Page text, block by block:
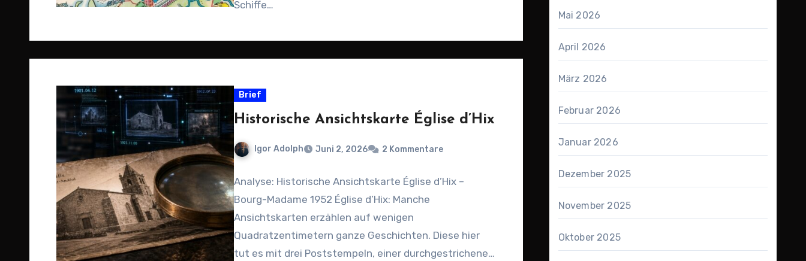
Schiffe…
Brief
Historische Ansichtskarte Église d’Hix
Igor Adolph Juni 2, 2026 2 Kommentare
Analyse: Historische Ansichtskarte Église d’Hix –
Bourg-Madame 1952 Église d’Hix: Manche
Ansichtskarten erzählen auf wenigen
Quadratzentimetern ganze Geschichten. Diese hier
tut es mit drei Poststempeln, einer durchgestrichenen
Mai 2026
April 2026
März 2026
Februar 2026
Januar 2026
Dezember 2025
November 2025
Oktober 2025